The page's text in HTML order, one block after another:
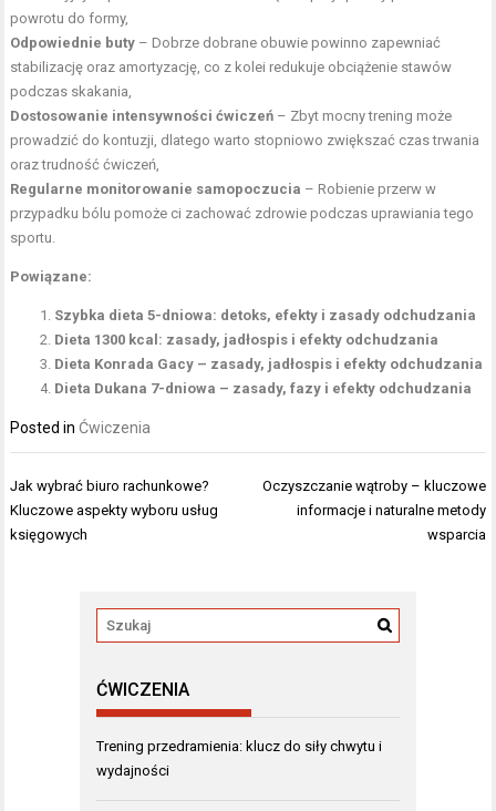
powrotu do formy,
Odpowiednie buty – Dobrze dobrane obuwie powinno zapewniać
stabilizację oraz amortyzację, co z kolei redukuje obciążenie stawów
podczas skakania,
Dostosowanie intensywności ćwiczeń – Zbyt mocny trening może
prowadzić do kontuzji, dlatego warto stopniowo zwiększać czas trwania
oraz trudność ćwiczeń,
Regularne monitorowanie samopoczucia – Robienie przerw w
przypadku bólu pomoże ci zachować zdrowie podczas uprawiania tego
sportu.
Powiązane:
Szybka dieta 5-dniowa: detoks, efekty i zasady odchudzania
Dieta 1300 kcal: zasady, jadłospis i efekty odchudzania
Dieta Konrada Gacy – zasady, jadłospis i efekty odchudzania
Dieta Dukana 7-dniowa – zasady, fazy i efekty odchudzania
Posted in Ćwiczenia
Nawigacja
wpisu
Jak wybrać biuro rachunkowe?
Kluczowe aspekty wyboru usług
księgowych
Oczyszczanie wątroby – kluczowe
informacje i naturalne metody
wsparcia
ĆWICZENIA
Trening przedramienia: klucz do siły chwytu i
wydajności